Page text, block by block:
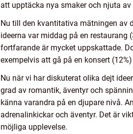
att upptäcka nya smaker och njuta
Nu till den kvantitativa mätningen av
ideerna var middag på en restaurang
fortfarande är mycket uppskattade.
exempelvis att gå på en konsert
Nu när vi har diskuterat olika dejt
grad av romantik, äventyr och
känna varandra på en djupare nivå.
adrenalinkickar och äventyr. Det är
möjliga upplevelse.